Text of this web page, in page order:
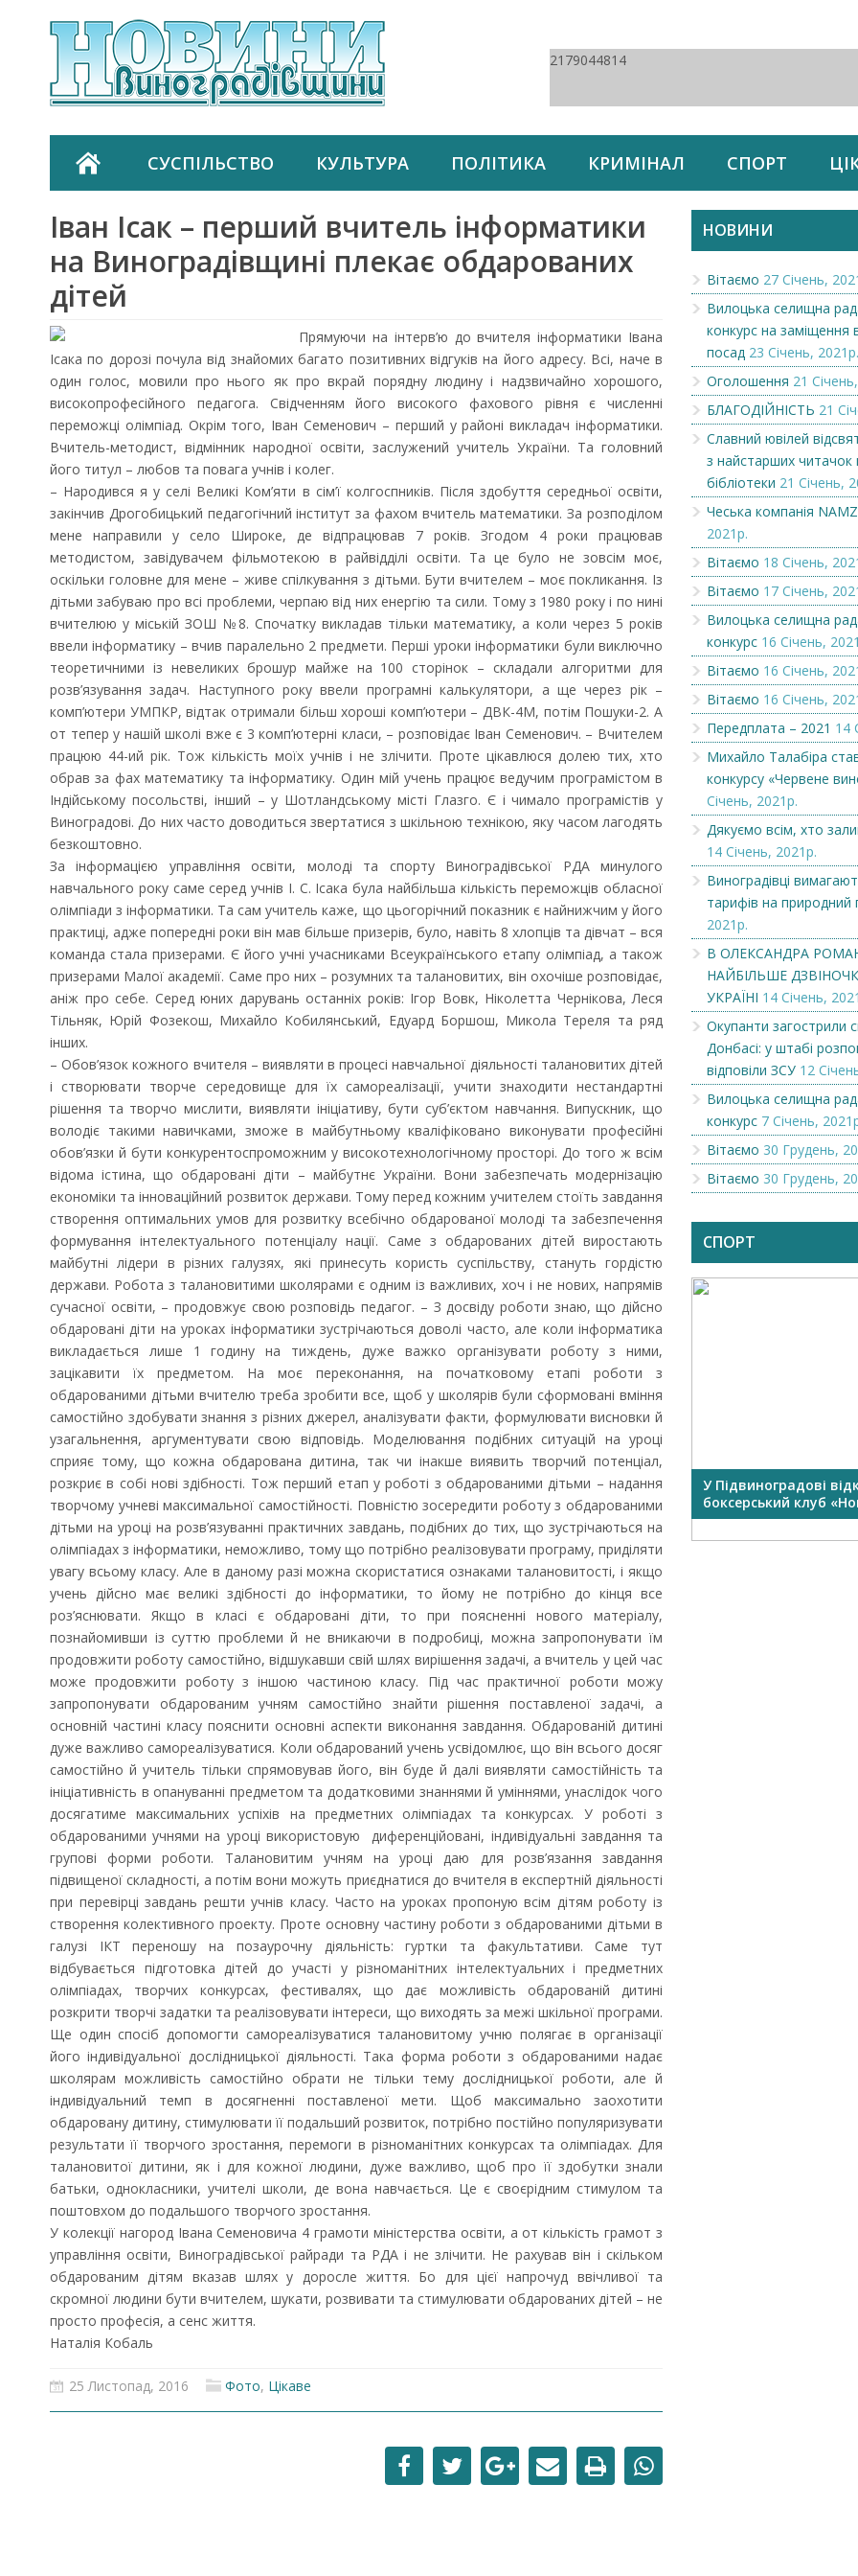
2179044814
СУСПІЛЬСТВО КУЛЬТУРА ПОЛІТИКА КРИМІНАЛ СПОРТ
Іван Ісак – перший вчитель інформатики
на Виноградівщині плекає обдарованих
дітей
Прямуючи на інтерв’ю до вчителя інформатики Івана
Ісака по дорозі почула від знайомих багато позитивних відгуків на його адресу. Всі, наче в
один голос, мовили про нього як про вкрай порядну людину і надзвичайно хорошого,
високопрофесійного педагога. Свідченням його високого фахового рівня є численні
переможці олімпіад. Окрім того, Іван Семенович – перший у районі викладач інформатики.
Вчитель-методист, відмінник народної освіти, заслужений учитель України. Та головний
його титул – любов та повага учнів і колег.
– Народився я у селі Великі Ком’яти в сім’ї колгоспників. Після здобуття середньої освіти,
закінчив Дрогобицький педагогічний інститут за фахом вчитель математики. За розподілом
мене направили у село Широке, де відпрацював 7 років. Згодом 4 роки працював
методистом, завідувачем фільмотекою в райвідділі освіти. Та це було не зовсім моє,
оскільки головне для мене – живе спілкування з дітьми. Бути вчителем – моє покликання. Із
дітьми забуваю про всі проблеми, черпаю від них енергію та сили. Тому з 1980 року і по нині
вчителюю у міській ЗОШ №8. Спочатку викладав тільки математику, а коли через 5 років
ввели інформатику – вчив паралельно 2 предмети. Перші уроки інформатики були виключно
теоретичними із невеликих брошур майже на 100 сторінок – складали алгоритми для
розв’язування задач. Наступного року ввели програмні калькулятори, а ще через рік –
комп’ютери УМПКР, відтак отримали більш хороші комп’ютери – ДВК-4М, потім Пошуки-2. А
от тепер у нашій школі вже є 3 комп’ютерні класи, – розповідає Іван Семенович. – Вчителем
працюю 44-ий рік. Тож кількість моїх учнів і не злічити. Проте цікавлюся долею тих, хто
обрав за фах математику та інформатику. Один мій учень працює ведучим програмістом в
Індійському посольстві, інший – у Шотландському місті Глазго. Є і чимало програмістів у
Виноградові. До них часто доводиться звертатися з шкільною технікою, яку часом лагодять
безкоштовно.
За інформацією управління освіти, молоді та спорту Виноградівської РДА минулого
навчального року саме серед учнів І. С. Ісака була найбільша кількість переможців обласної
олімпіади з інформатики. Та сам учитель каже, що цьогорічний показник є найнижчим у його
практиці, адже попередні роки він мав більше призерів, було, навіть 8 хлопців та дівчат – вся
команда стала призерами. Є його учні учасниками Всеукраїнського етапу олімпіад, а також
призерами Малої академії. Саме про них – розумних та талановитих, він охочіше розповідає,
аніж про себе. Серед юних дарувань останніх років: Ігор Вовк, Ніколетта Чернікова, Леся
Тільняк, Юрій Фозекош, Михайло Кобилянський, Едуард Боршош, Микола Тереля та ряд
інших.
– Обов’язок кожного вчителя – виявляти в процесі навчальної діяльності талановитих дітей
і створювати творче середовище для їх самореалізації, учити знаходити нестандартні
рішення та творчо мислити, виявляти ініціативу, бути суб’єктом навчання. Випускник, що
володіє такими навичками, зможе в майбутньому кваліфіковано виконувати професійні
обов’язки й бути конкурентоспроможним у високотехнологічному просторі. До того ж всім
відома істина, що обдаровані діти – майбутнє України. Вони забезпечать модернізацію
економіки та інноваційний розвиток держави. Тому перед кожним учителем стоїть завдання
створення оптимальних умов для розвитку всебічно обдарованої молоді та забезпечення
формування інтелектуального потенціалу нації. Саме з обдарованих дітей виростають
майбутні лідери в різних галузях, які принесуть користь суспільству, стануть гордістю
держави. Робота з талановитими школярами є одним із важливих, хоч і не нових, напрямів
сучасної освіти, – продовжує свою розповідь педагог. – З досвіду роботи знаю, що дійсно
обдаровані діти на уроках інформатики зустрічаються доволі часто, але коли інформатика
викладається лише 1 годину на тиждень, дуже важко організувати роботу з ними,
зацікавити їх предметом. На моє переконання, на початковому етапі роботи з
обдарованими дітьми вчителю треба зробити все, щоб у школярів були сформовані вміння
самостійно здобувати знання з різних джерел, аналізувати факти, формулювати висновки й
узагальнення, аргументувати свою відповідь. Моделювання подібних ситуацій на уроці
сприяє тому, що кожна обдарована дитина, так чи інакше виявить творчий потенціал,
розкриє в собі нові здібності. Тож перший етап у роботі з обдарованими дітьми – надання
творчому учневі максимальної самостійності. Повністю зосередити роботу з обдарованими
дітьми на уроці на розв’язуванні практичних завдань, подібних до тих, що зустрічаються на
олімпіадах з інформатики, неможливо, тому що потрібно реалізовувати програму, приділяти
увагу всьому класу. Але в даному разі можна скористатися ознаками талановитості, і якщо
учень дійсно має великі здібності до інформатики, то йому не потрібно до кінця все
роз’яснювати. Якщо в класі є обдаровані діти, то при поясненні нового матеріалу,
познайомивши із суттю проблеми й не вникаючи в подробиці, можна запропонувати їм
продовжити роботу самостійно, відшукавши свій шлях вирішення задачі, а вчитель у цей час
може продовжити роботу з іншою частиною класу. Під час практичної роботи можу
запропонувати обдарованим учням самостійно знайти рішення поставленої задачі, а
основній частині класу пояснити основні аспекти виконання завдання. Обдарованій дитині
дуже важливо самореалізуватися. Коли обдарований учень усвідомлює, що він всього досяг
самостійно й учитель тільки спрямовував його, він буде й далі виявляти самостійність та
ініціативність в опануванні предметом та додатковими знаннями й уміннями, унаслідок чого
досягатиме максимальних успіхів на предметних олімпіадах та конкурсах. У роботі з
обдарованими учнями на уроці використовую диференційовані, індивідуальні завдання та
групові форми роботи. Талановитим учням на уроці даю для розв’язання завдання
підвищеної складності, а потім вони можуть приєднатися до вчителя в експертній діяльності
при перевірці завдань решти учнів класу. Часто на уроках пропоную всім дітям роботу із
створення колективного проекту. Проте основну частину роботи з обдарованими дітьми в
галузі ІКТ переношу на позаурочну діяльність: гуртки та факультативи. Саме тут
відбувається підготовка дітей до участі у різноманітних інтелектуальних і предметних
олімпіадах, творчих конкурсах, фестивалях, що дає можливість обдарованій дитині
розкрити творчі задатки та реалізовувати інтереси, що виходять за межі шкільної програми.
Ще один спосіб допомогти самореалізуватися талановитому учню полягає в організації
його індивідуальної дослідницької діяльності. Така форма роботи з обдарованими надає
школярам можливість самостійно обрати не тільки тему дослідницької роботи, але й
індивідуальний темп в досягненні поставленої мети. Щоб максимально заохотити
обдаровану дитину, стимулювати її подальший розвиток, потрібно постійно популяризувати
результати її творчого зростання, перемоги в різноманітних конкурсах та олімпіадах. Для
талановитої дитини, як і для кожної людини, дуже важливо, щоб про її здобутки знали
батьки, однокласники, учителі школи, де вона навчається. Це є своєрідним стимулом та
поштовхом до подальшого творчого зростання.
У колекції нагород Івана Семеновича 4 грамоти міністерства освіти, а от кількість грамот з
управління освіти, Виноградівської райради та РДА і не злічити. Не рахував він і скільком
обдарованим дітям вказав шлях у доросле життя. Бо для цієї напрочуд ввічливої та
скромної людини бути вчителем, шукати, розвивати та стимулювати обдарованих дітей – не
просто професія, а сенс життя.
Наталія Кобаль
25 Листопад, 2016 Фото, Цікаве
НОВИНИ
Вітаємо 27 Січень,
Вилоцька селищна
конкурс на заміщення
посад 23 Січень, 2021р.
Оголошення 21
БЛАГОДІЙНІСТЬ 21
Славний ювілей
з найстарших читачок
бібліотеки 21 Січень,
Чеська компанія
2021р.
Вітаємо 18 Січень,
Вітаємо 17 Січень,
Вилоцька селищна
конкурс 16 Січень,
Вітаємо 16 Січень,
Вітаємо 16 Січень,
Передплата – 2021 14
Михайло Талабіра
конкурсу «Червене
Січень, 2021р.
Дякуємо всім, хто
14 Січень, 2021р.
Виноградівці
тарифів на природний
2021р.
В ОЛЕКСАНДРА
НАЙБІЛЬШЕ
УКРАЇНІ 14 Січень,
Окупанти загострили
Донбасі: у штабі
відповіли ЗСУ 12
Вилоцька селищна
конкурс 7 Січень,
Вітаємо 30 Грудень,
Вітаємо 30 Грудень,
СПОРТ
У Підвиноградові
боксерський клуб
одна з найстарших читачок
міськ...
Вітаємо
Запрошуємо на роботу в
Чехію
Чеська компанія NAMZOR
Викупимо
смородини...